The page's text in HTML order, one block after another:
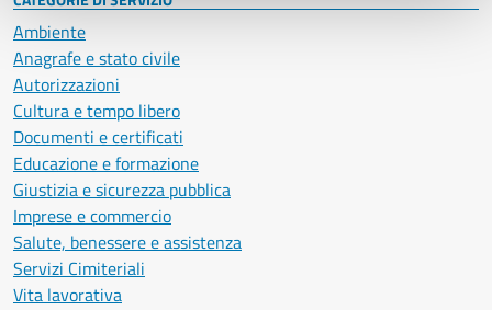
Ambiente
Anagrafe e stato civile
Autorizzazioni
Cultura e tempo libero
Documenti e certificati
Educazione e formazione
Giustizia e sicurezza pubblica
Imprese e commercio
Salute, benessere e assistenza
Servizi Cimiteriali
Vita lavorativa